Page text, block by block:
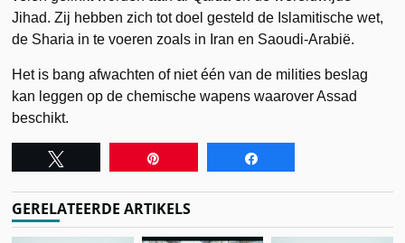
Jihad. Zij hebben zich tot doel gesteld de Islamitische wet,
de Sharia in te voeren zoals in Iran en Saoudi-Arabië.
Het is bang afwachten of niet één van de milities beslag
kan leggen op de chemische wapens waarover Assad
beschikt.
GERELATEERDE ARTIKELS